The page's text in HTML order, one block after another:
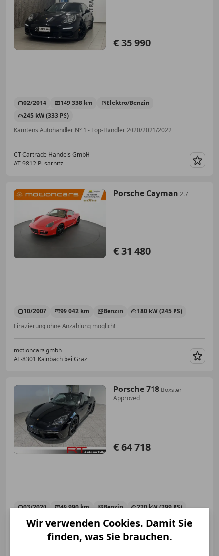
€ 35 990
02/2014 149 338 km
Elektro/Benzin
245 kW (333 PS)
Kärntens Autohändler N° 1 - Top-Händler 2020/2021/2022
CT Cartrade Handels GmbH
AT-9812 Pusarnitz
Porsche Cayman 2.7
€ 31 480
10/2007 99 042 km Benzin
180 kW (245 PS)
Finazierung ohne Anzahlung möglich!
motioncars gmbh
AT-8301 Kainbach bei Graz
Porsche 718 Boxster
Approved
€ 64 718
03/2020 49 990 km Benzin
220 kW (299 PS)
Wir verwenden Cookies. Damit Sie
finden, was Sie brauchen.